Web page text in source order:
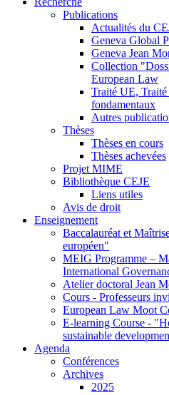
Publications
Actualités du
Geneva Global
Geneva Jean
Collection
European Law
Traité UE,
fondamentaux
Autres
Thèses
Thèses en cours
Thèses achevées
Projet MIME
Bibliothèque CEJE
Liens utiles
Avis de droit
Enseignement
Baccalauréat et
européen"
MEIG Programme –
International
Atelier doctoral Jean
Cours - Professeurs
European Law Moot
E-learning Course -
sustainable
Agenda
Conférences
Archives
2025